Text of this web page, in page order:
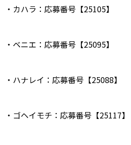
・カハラ：応募番号【25105】
・ベニエ：応募番号【25095】
・ハナレイ：応募番号【25088】
・ゴヘイモチ：応募番号【25117】